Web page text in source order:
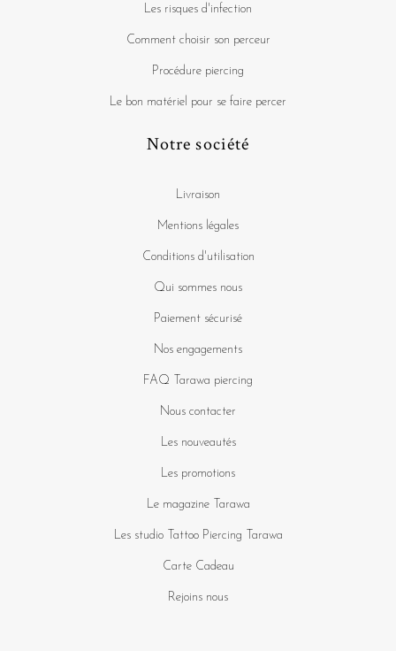
Les risques d'infection
Comment choisir son perceur
Procédure piercing
Le bon matériel pour se faire percer
Notre société
Livraison
Mentions légales
Conditions d'utilisation
Qui sommes nous
Paiement sécurisé
Nos engagements
FAQ Tarawa piercing
Nous contacter
Les nouveautés
Les promotions
Le magazine Tarawa
Les studio Tattoo Piercing Tarawa
Carte Cadeau
Rejoins nous